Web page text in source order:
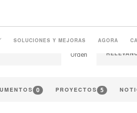
SOLUCIONES Y MEJORAS AGORA
Orden
0 PROYECTOS 5